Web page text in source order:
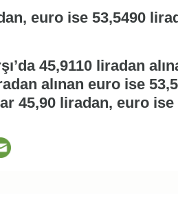
euro ise 53,5490
45,9110 liradan
alınan euro ise
45,90 liradan, euro